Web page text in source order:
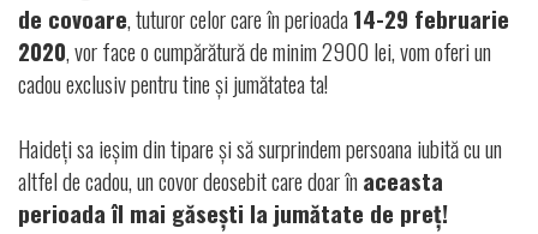
de covoare, tuturor celor care în perioada 14-29 februarie
2020, vor face o cumpărătură de minim 2900 lei, vom oferi un
cadou exclusiv pentru tine și jumătatea ta!
Haideți sa ieșim din tipare și să surprindem persoana iubită cu un
altfel de cadou, un covor deosebit care doar în aceasta
perioada îl mai găsești la jumătate de preț!